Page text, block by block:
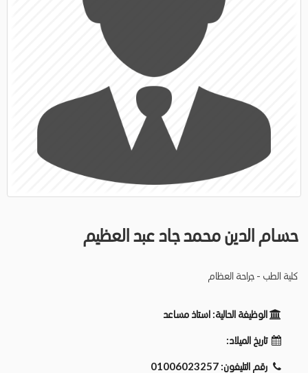
حسام الدين محمد جاد عبد العظيم
كلية الطب - جراحة العظام
الوظيفة الحالية: استاذ مساعد
تاريخ الميلاد:
رقم التليفون: 01006023257